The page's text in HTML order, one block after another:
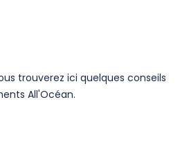
trouverez ici quelques conseils
All'Océan.